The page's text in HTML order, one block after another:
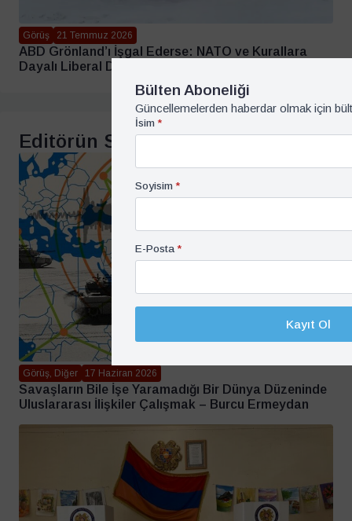
Görüş 21 Temmuz 2026
ABD Grönland’ı İşgal Ederse: NATO ve Kurallara
Dayalı Liberal Düzenin Sonu – Umur Tugay Yücel
Editörün Seçtikleri
Görüş, Diğer 17 Haziran 2026
Savaşların Bile İşe Yaramadığı Bir Dünya Düzeninde
Uluslararası İlişkiler Çalışmak – Burcu Ermeydan
Bülten Aboneliği
Güncellemelerden haberdar olmak için
İsim *
Soyisim *
E-Posta *
Kayıt Ol